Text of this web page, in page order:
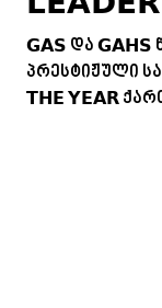
𝗚𝗔𝗦 და 𝗚𝗔𝗛𝗦
პრესტიჟული
𝗧𝗛𝗘 𝗬𝗘𝗔𝗥